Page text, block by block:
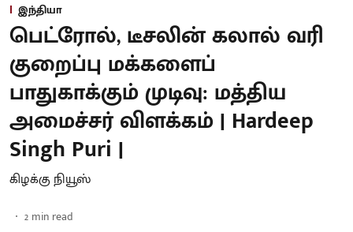
இந்தியா
பெட்ரோல், டீசலின் கலால் வரி
குறைப்பு மக்களைப்
பாதுகாக்கும் முடிவு: மத்திய
அமைச்சர் விளக்கம் | Hardeep
Singh Puri |
கிழக்கு நியூஸ்
2 min read